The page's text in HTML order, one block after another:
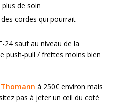
plus de soin
cordes qui pourrait
24 sauf au niveau de la
push-pull / frettes moins bien
Thomann à 250€ environ mais
pas à jeter un œil du coté